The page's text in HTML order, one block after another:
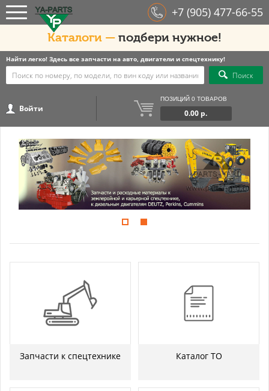
+7 (905) 477-66-55
Каталоги — подбери нужное!
Найти легко! Здесь все запчасти на авто, двигатели и спецтехнику!
Поиск
Войти
ПОЗИЦИЙ 0 ТОВАРОВ
0.00 р.
Запчасти к спецтехнике Каталог ТО